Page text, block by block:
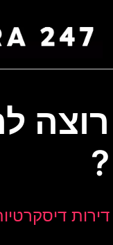
רוצה
?
דירות